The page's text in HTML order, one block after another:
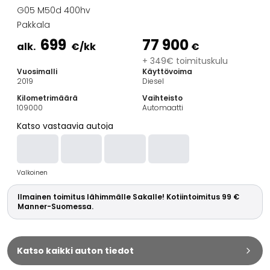
Farmariautot
Kaupunkiautot
Vetoautot
Hyötyajoneuvot
Huutokauppa-autot
Edulliset autot
Automerkit
BMW
Kia
Mercedes-Benz
Polestar
Skoda
Tesla
Toyota
Volkswagen
G05 M50d 400hv
Pakkala
alk. 699 €/kk 77 900 €
+ 349€ toimituskulu
Vuosimalli
2019
Käyttövoima
Diesel
Kilometrimäärä
109000
Vaihteisto
Automaatti
Katso vastaavia autoja
Valkoinen
Ilmainen toimitus lähimmälle Sakalle! Kotiintoimitus 99 €
Manner-Suomessa.
Katso kaikki auton tiedot